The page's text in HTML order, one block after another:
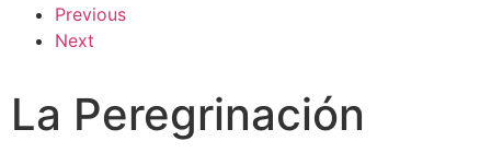
Previous
Next
La Peregrinación